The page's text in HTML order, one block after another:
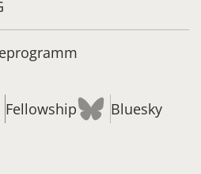
Fellowship
Bluesky